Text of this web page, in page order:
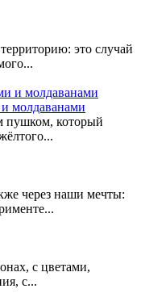
это случай
молдаванами
пушком, который
через наши мечты:
с цветами,
с...